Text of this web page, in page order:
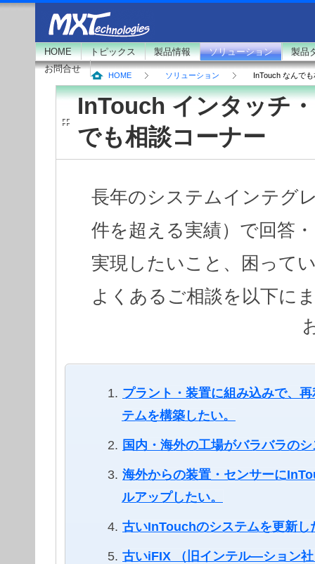
HOME トピックス 製品情報 ソリューション
製品
お問合せ
HOME ソリューション InTouch なんで
InTouch インタッチ
でも相談コーナー
長年のシステムインテグ
件を超える実績）で回答
実現したいこと、困って
よくあるご相談を以下に
プラント・装置に組み込みで、
テムを構築したい。
国内・海外の工場がバラバラの
海外からの装置・センサーに
ルアップしたい。
古いInTouchのシステムを更新し
古いiFIX （旧インテル―ション